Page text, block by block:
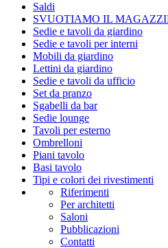
Saldi
SVUOTIAMO IL
Sedie e tavoli da giardino
Sedie e tavoli per interni
Mobili da giardino
Lettini da giardino
Sedie e tavoli da ufficio
Set da pranzo
Sgabelli da bar
Sedie lounge
Tavoli per esterno
Ombrelloni
Piani tavolo
Basi tavolo
Tipi e colori dei rivestimenti
Riferimenti
Per architetti
Saloni
Pubblicazioni
Contatti